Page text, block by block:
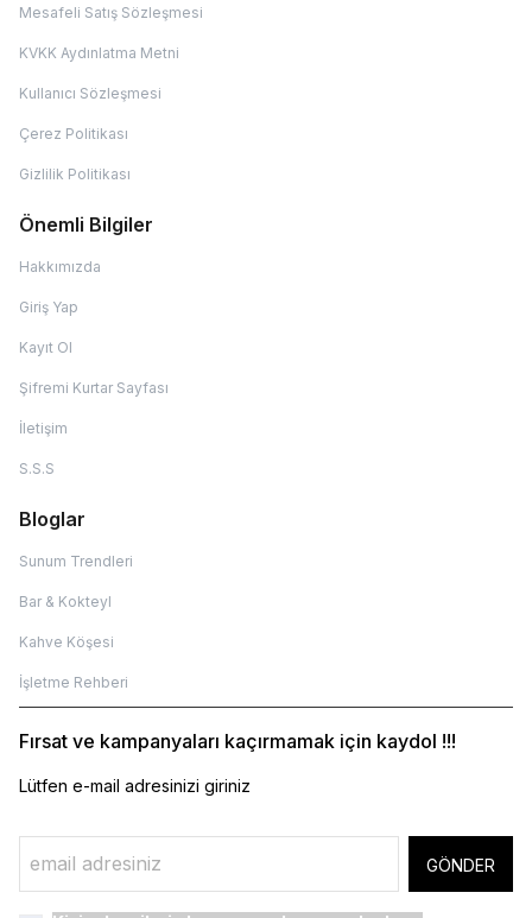
Mesafeli Satış Sözleşmesi
KVKK Aydınlatma Metni
Kullanıcı Sözleşmesi
Çerez Politikası
Gizlilik Politikası
Önemli Bilgiler
Hakkımızda
Giriş Yap
Kayıt Ol
Şifremi Kurtar Sayfası
İletişim
S.S.S
Bloglar
Sunum Trendleri
Bar & Kokteyl
Kahve Köşesi
İşletme Rehberi
Fırsat ve kampanyaları kaçırmamak için kaydol !!!
Lütfen e-mail adresinizi giriniz
GÖNDER